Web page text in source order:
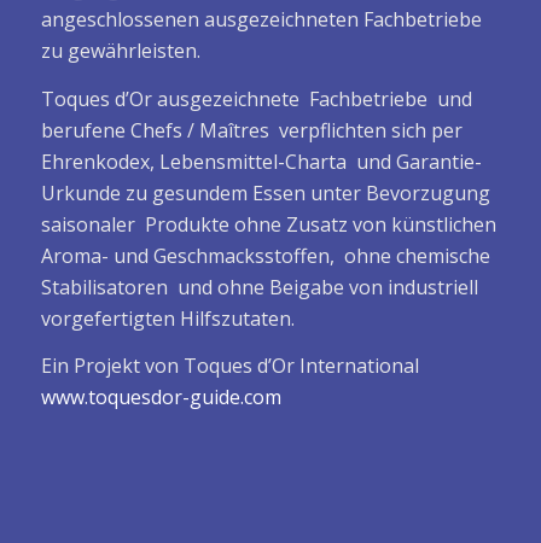
angeschlossenen ausgezeichneten Fachbetriebe
zu gewährleisten.
Toques d’Or ausgezeichnete Fachbetriebe und
berufene Chefs / Maîtres verpflichten sich per
Ehrenkodex, Lebensmittel-Charta und Garantie-
Urkunde zu gesundem Essen unter Bevorzugung
saisonaler Produkte ohne Zusatz von künstlichen
Aroma- und Geschmacksstoffen, ohne chemische
Stabilisatoren und ohne Beigabe von industriell
vorgefertigten Hilfszutaten.
Ein Projekt von Toques d’Or International
www.toquesdor-guide.com